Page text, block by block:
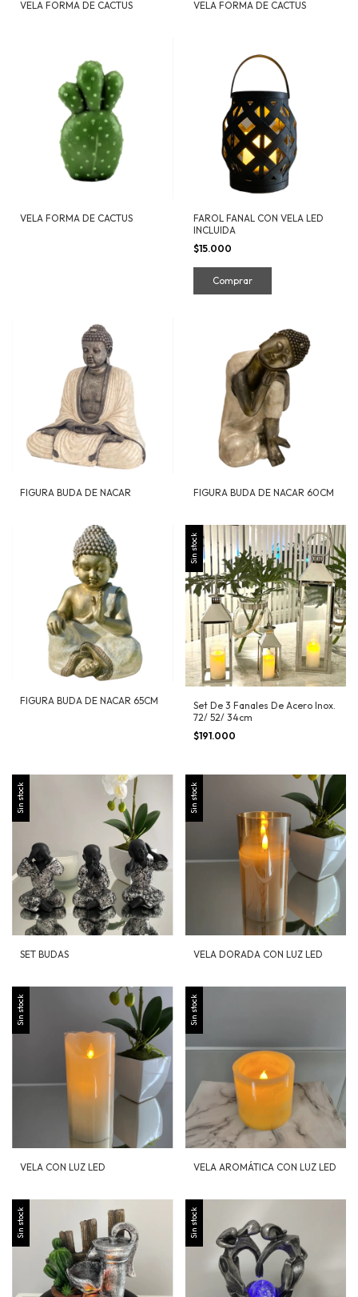
VELA FORMA DE CACTUS VELA FORMA DE CACTUS
VELA FORMA DE CACTUS
FAROL FANAL CON VELA LED
INCLUIDA
$15.000
FIGURA BUDA DE NACAR FIGURA BUDA DE NACAR 60CM
FIGURA BUDA DE NACAR 65CM
Sin stock
Set De 3 Fanales De Acero Inox.
72/ 52/ 34cm
$191.000
Sin stock
SET BUDAS
Sin stock
VELA DORADA CON LUZ LED
Sin stock
VELA CON LUZ LED
Sin stock
VELA AROMÁTICA CON LUZ LED
Sin stock Sin stock